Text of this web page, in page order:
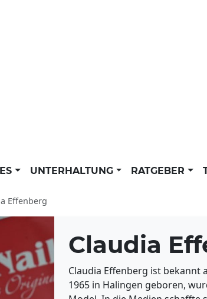
UNTERHALTUNG RATGEBER
Effenberg
Claudia
Claudia Effenberg ist bekannt
1965 in Halingen geboren,